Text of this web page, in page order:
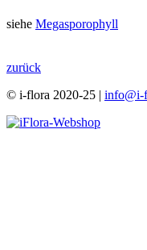
siehe Megasporophyll
zurück
© i-flora 2020-25 | info@i-